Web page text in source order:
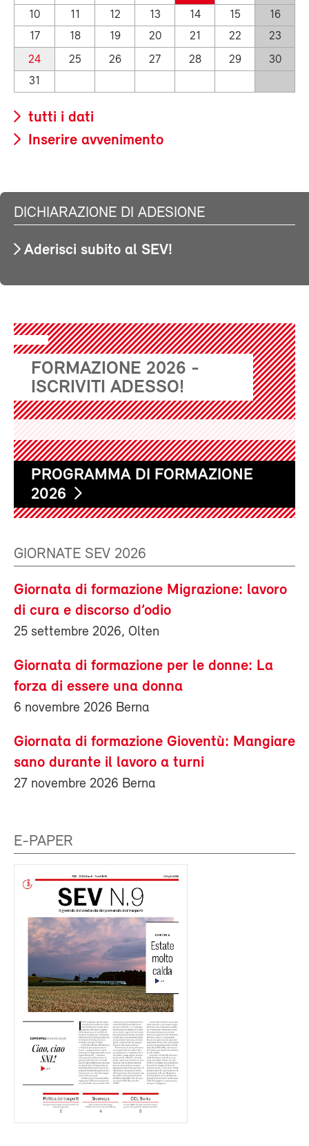
10
11 12 13 14 15
16
17
18 19 20 21 22
23
24
25 26 27 28 29
30
31
tutti i dati
Inserire avvenimento
DICHIARAZIONE DI ADESIONE
Aderisci subito al SEV!
FORMAZIONE 2026 -
ISCRIVITI ADESSO!
PROGRAMMA DI FORMAZIONE
2026
GIORNATE SEV 2026
Giornata di formazione Migrazione: lavoro
di cura e discorso d’odio
25 settembre 2026, Olten
Giornata di formazione per le donne: La
forza di essere una donna
6 novembre 2026 Berna
Giornata di formazione Gioventù: Mangiare
sano durante il lavoro a turni
27 novembre 2026 Berna
E-PAPER